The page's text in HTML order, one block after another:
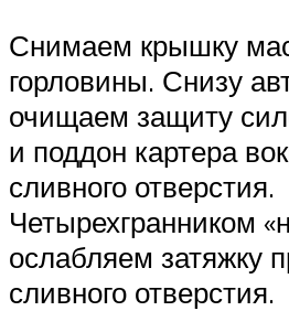
Снимаем крышку
горловины. Снизу
очищаем защиту
и поддон картера
сливного отверстия.
Четырехгранником
ослабляем затяжку
сливного отверстия.